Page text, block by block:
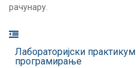
рачунару.
Лабораторијски
програмирање